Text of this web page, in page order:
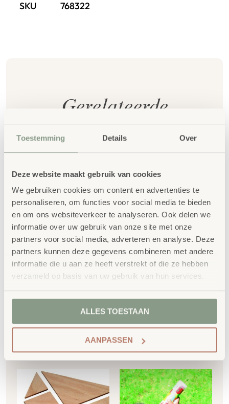
Toestemming Details Over
Deze website maakt gebruik van cookies
We gebruiken cookies om content en advertenties te
personaliseren, om functies voor social media te bieden
en om ons websiteverkeer te analyseren. Ook delen we
informatie over uw gebruik van onze site met onze
partners voor social media, adverteren en analyse. Deze
partners kunnen deze gegevens combineren met andere
informatie die u aan ze heeft verstrekt of die ze hebben
verzameld op basis van uw gebruik van hun services.
ALLES TOESTAAN
AANPASSEN
SKU 768322
Gerelateerde
producten
Houten constructie
latjes 45 stuks
€40,53
€49,04incl. BTW
Toevoegen aan
Houten constructie
latjes 99 stuks
€28,22
€34,15incl. BTW
Toevoegen aan
winkelwagen